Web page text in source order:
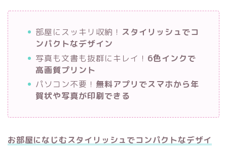
部屋にスッキリ収納！ スタイリッシュでコ
ンパクトなデザイン
写真も文書も抜群にキレイ！ 6色インクで
高画質プリント
パソコン不要！ 無料アプリでスマホから年
賀状や写真が印刷できる
お部屋になじむスタイリッシュでコンパクトなデザイ